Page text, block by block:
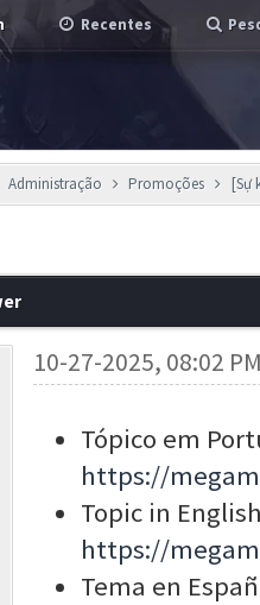
Recentes
Administração Promoções [Sự
10-27-2025, 08:02
Tópico em
https://
Topic in
https://
Tema en